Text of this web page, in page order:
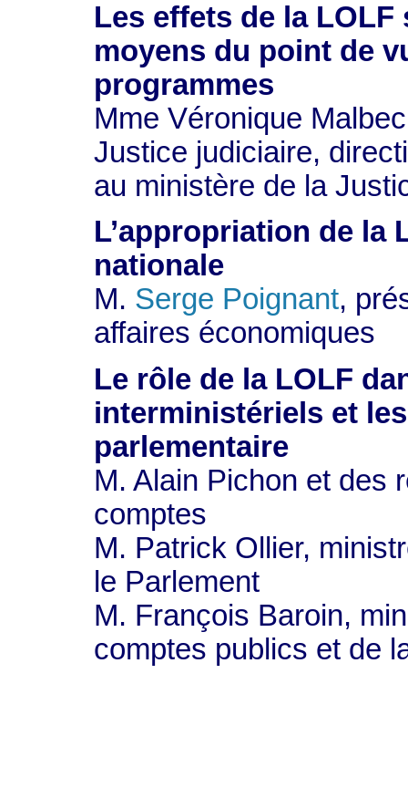
Les effets de la LOLF
moyens du point de
programmes
Mme Véronique
Justice judiciaire,
au ministère de la
L’appropriation de la
nationale
M. Serge Poignant,
affaires économiques
Le rôle de la LOLF
interministériels et
parlementaire
M. Alain Pichon et des
comptes
M. Patrick Ollier,
le Parlement
M. François Baroin,
comptes publics et de